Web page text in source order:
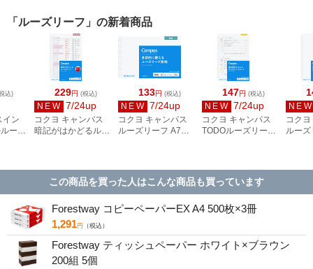
「ルーズリーフ」の新着商品
229円 (税込)
NEW 7/24up
コクヨ キャンパス
暗記がはかどるルー
133円 (税込)
NEW 7/24up
コクヨ キャンパス
ルーズリーフ A7サ
147円 (税込)
NEW 7/24up
コクヨ キャンパス
TODOルーズリーフ
NEW
コク
ルー
込)
イン
ーズ
この商品を買った人はこんな商品も買っています
Forestway コピーペーパーEX A4 500枚×3冊
1,291円 （税込）
Forestway ティッシュペーパー ホワイト×ブラウン
200組 5個